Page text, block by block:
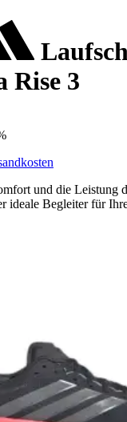
Rise 3
und die Leistung
ideale Begleiter für